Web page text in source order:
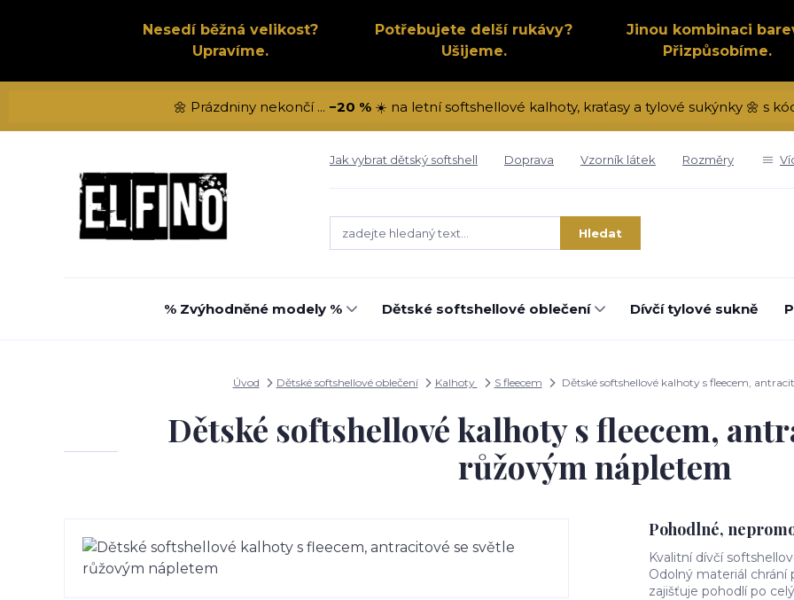
Nesedí běžná velikost?
Upravíme.
Potřebujete delší rukávy?
Ušijeme.
Jinou kombinaci
Přizpůsobíme.
🌼 Prázdniny nekončí ... −20 %☀️ na letní softshellové kalhoty, kraťasy a tylové sukýnky 🌼 s
Jak vybrat dětský softshell Doprava Vzorník látek Rozměry
Hledat
% Zvýhodněné modely % Dětské softshellové oblečení Dívčí tylové sukně
Úvod Dětské softshellové oblečení Kalhoty S fleecem Dětské softshellové kalhoty s fleecem,
Dětské softshellové kalhoty s fleecem,
růžovým nápletem
Pohodlné,
Kvalitní dívčí
Odolný materiál
zajišťuje pohodlí po